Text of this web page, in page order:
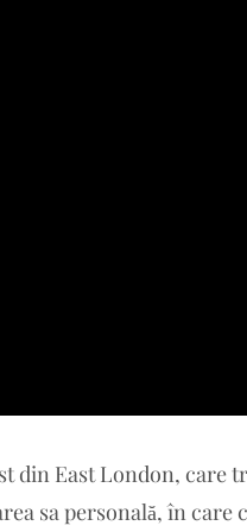
din East London, care
sa personală, în